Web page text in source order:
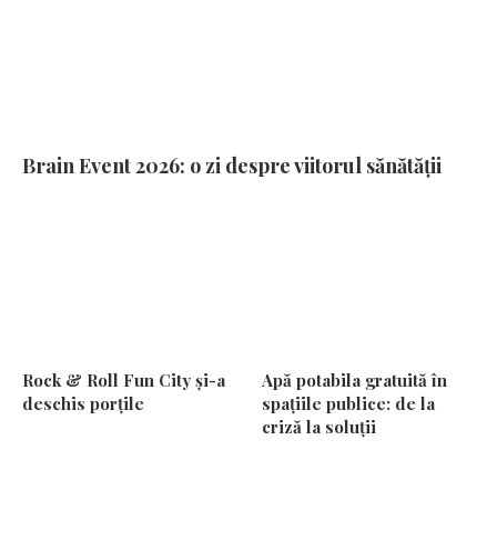
Brain Event 2026: o zi despre viitorul sănătății
Rock & Roll Fun City și-a
deschis porțile
Apă potabila gratuită în
spațiile publice: de la
criză la soluții